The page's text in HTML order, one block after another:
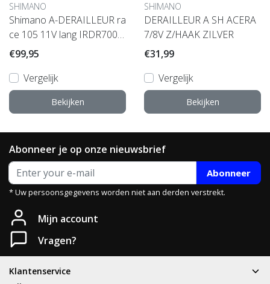
SHIMANO
Shimano A-DERAILLEUR ra
ce 105 11V lang IRDR7000
GSL
€99,95
Vergelijk
Bekijken
SHIMANO
DERAILLEUR A SH ACERA
7/8V Z/HAAK ZILVER
€31,99
Vergelijk
Bekijken
Abonneer je op onze nieuwsbrief
Abonneer
* Uw persoonsgegevens worden niet aan derden verstrekt.
Mijn account
Vragen?
Klantenservice
Heb je een vraag?
Neem gerust contact met ons op.
Telefoon